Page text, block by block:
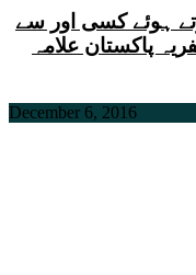
ہوئے کسی اور سے
پاکستان علامہ
December 6, 2016